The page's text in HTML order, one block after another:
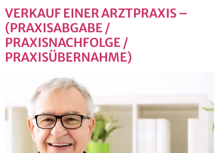
VERKAUF EINER ARZTPRAXIS –
(PRAXISABGABE /
PRAXISNACHFOLGE /
PRAXISÜBERNAHME)